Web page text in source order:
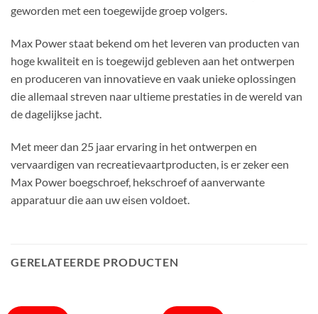
geworden met een toegewijde groep volgers.
Max Power staat bekend om het leveren van producten van
hoge kwaliteit en is toegewijd gebleven aan het ontwerpen
en produceren van innovatieve en vaak unieke oplossingen
die allemaal streven naar ultieme prestaties in de wereld van
de dagelijkse jacht.
Met meer dan 25 jaar ervaring in het ontwerpen en
vervaardigen van recreatievaartproducten, is er zeker een
Max Power boegschroef, hekschroef of aanverwante
apparatuur die aan uw eisen voldoet.
GERELATEERDE PRODUCTEN